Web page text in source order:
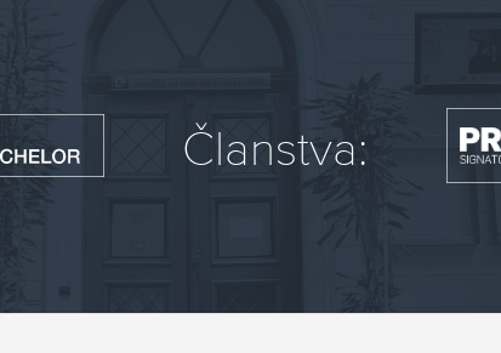
Članstva: